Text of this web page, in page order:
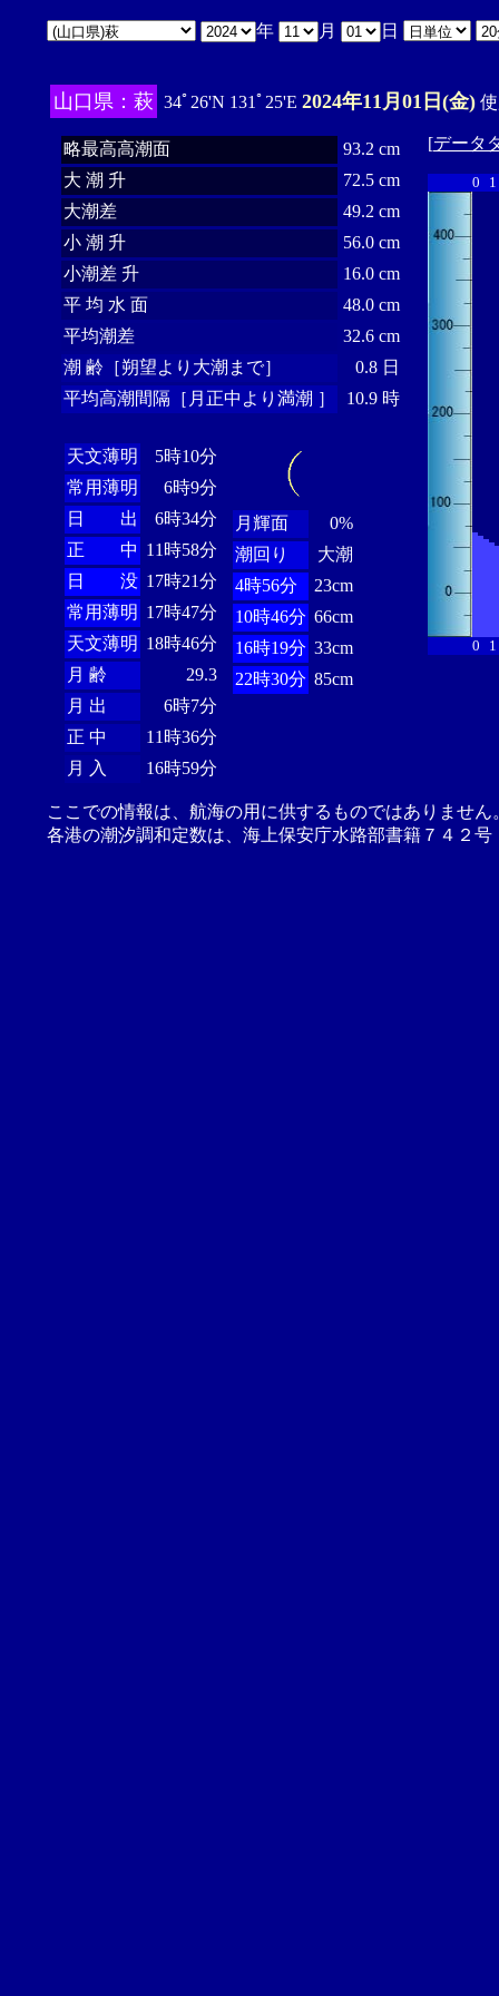
年 月 日
山口県：萩 34ﾟ26'N 131ﾟ25'E 2024年11月01日(金)
略最高高潮面
93.2 cm
大 潮 升
72.5 cm
大潮差
49.2 cm
小 潮 升
56.0 cm
小潮差 升
16.0 cm
平 均 水 面
48.0 cm
平均潮差
32.6 cm
潮 齢［朔望より大潮まで］
0.8 日
平均高潮間隔［月正中より満潮 ］
10.9 時
天文薄明
5時10分
常用薄明
6時9分
日 出
6時34分
正 中 11時58分
日 没 17時21分
常用薄明 17時47分
天文薄明 18時46分
月 齢
29.3
月 出
6時7分
正 中
11時36分
月 入
16時59分
月輝面
0%
潮回り
大潮
4時56分
23cm
10時46分 66cm
16時19分 33cm
22時30分 85cm
[データ
0 1
0 1
ここでの情報は、航海の用に供するものではありませ
各港の潮汐調和定数は、海上保安庁水路部書籍７４２